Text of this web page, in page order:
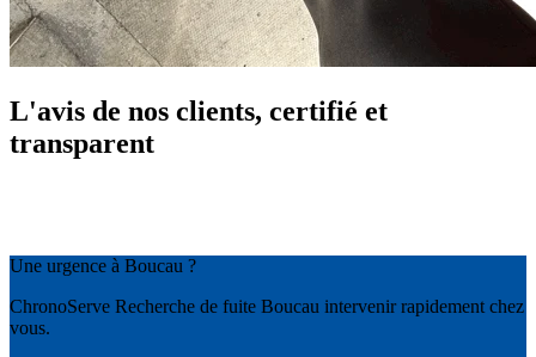
L'avis de nos clients, certifié et
transparent
Une urgence à Boucau ?
ChronoServe Recherche de fuite Boucau intervenir rapidement chez
vous.